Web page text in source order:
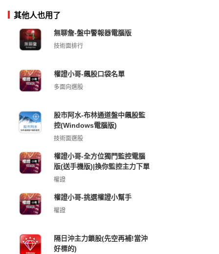
其他人也用了
無聊詹-盤中警報器電腦版
技術面排行
權證小哥-飆股口袋名單
多面向選股
股市阿水-布林通道盤中飆股監
控(Windows電腦版)
技術面選股
權證小哥-全方位獨門監控電腦
版(送手機版)|換你監控主力下單
權證
權證小哥-挑選權證小幫手
權證
隔日沖主力鎖股(先空再補!當沖
好標的)